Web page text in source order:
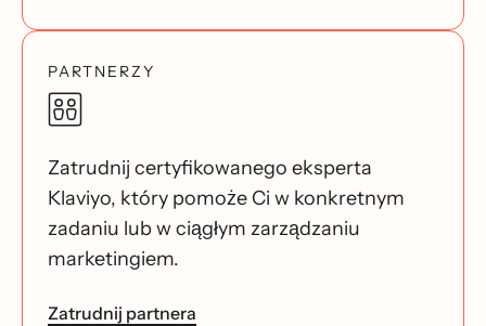
PARTNERZY
Zatrudnij certyfikowanego eksperta
Klaviyo, który pomoże Ci w konkretnym
zadaniu lub w ciągłym zarządzaniu
marketingiem.
Zatrudnij partnera